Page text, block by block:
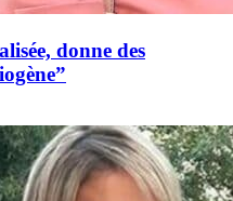
donne des